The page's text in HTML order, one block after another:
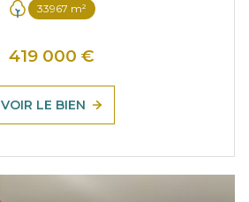
33967 m²
419 000 €
VOIR LE BIEN